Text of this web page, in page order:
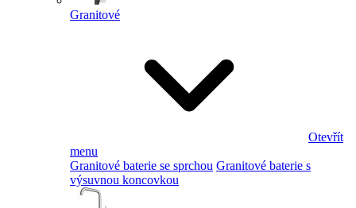
Granitové
Otevřít
menu
Granitové baterie se sprchou Granitové baterie s
výsuvnou koncovkou